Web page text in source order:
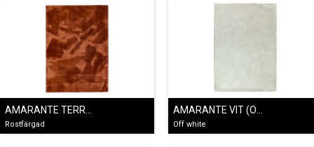
Rostfärgad Off white